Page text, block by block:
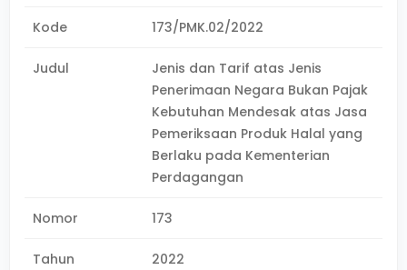
Kode 173/PMK.02/2022
Judul
Jenis dan Tarif atas Jenis
Penerimaan Negara Bukan Pajak
Kebutuhan Mendesak atas Jasa
Pemeriksaan Produk Halal yang
Berlaku pada Kementerian
Perdagangan
Nomor 173
Tahun 2022